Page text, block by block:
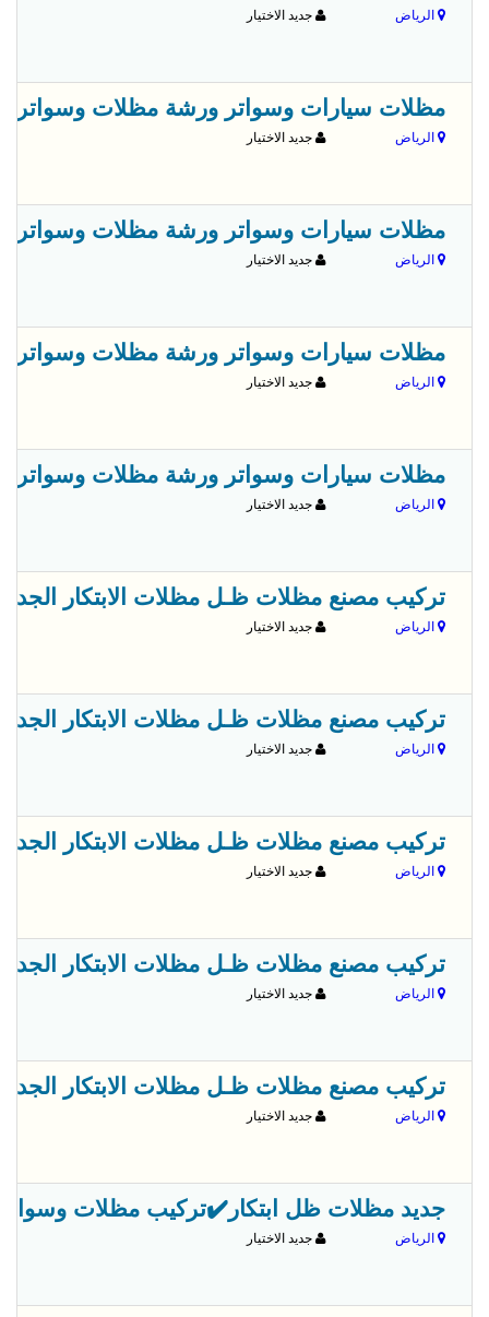
الرياض جديد الاختيار
مظلات سيارات وسواتر ورشة مظلات وسواتر الاختيارالاول 0114996351 ابتكارجميع انواع المظلات
الرياض جديد الاختيار
مظلات سيارات وسواتر ورشة مظلات وسواتر الاختيارالاول 0114996351 ابتكارجميع انواع المظلات
الرياض جديد الاختيار
مظلات سيارات وسواتر ورشة مظلات وسواتر الاختيارالاول 0114996351 ابتكارجميع انواع المظلات
الرياض جديد الاختيار
مظلات سيارات وسواتر ورشة مظلات وسواتر الاختيارالاول 0114996351 ابتكارجميع انواع المظلات
الرياض جديد الاختيار
تركيب مصنع مظلات ظـل مظلات الابتكار الجديد مظلاتي مظلات
الرياض جديد الاختيار
تركيب مصنع مظلات ظـل مظلات الابتكار الجديد مظلاتي مظلات
الرياض جديد الاختيار
تركيب مصنع مظلات ظـل مظلات الابتكار الجديد مظلاتي مظلات
الرياض جديد الاختيار
تركيب مصنع مظلات ظـل مظلات الابتكار الجديد مظلاتي مظلات
الرياض جديد الاختيار
تركيب مصنع مظلات ظـل مظلات الابتكار الجديد مظلاتي مظلات
الرياض جديد الاختيار
جديد مظلات ظل ابتكار✔️تركيب مظلات
الرياض جديد الاختيار